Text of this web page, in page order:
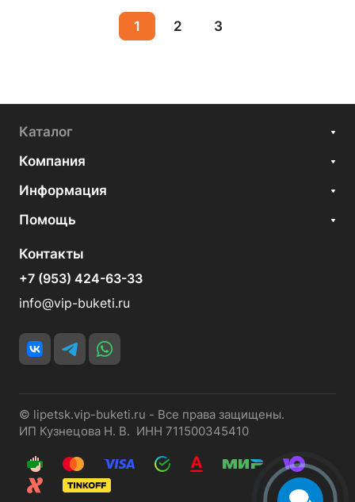
1 2 3
Каталог
Компания
Информация
Помощь
Контакты
+7 (953) 424-63-33
info@vip-buketi.ru
© lipetsk.vip-buketi.ru - Все права защищены.
ИП Кузнецова Н. В. ИНН 711500345410